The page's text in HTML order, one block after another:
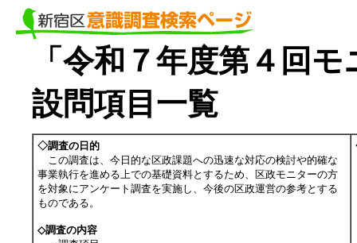
「令和７年度第４回
設問項目一覧
◇調査の日的
この調査は、今日的な区政課題への迅速な対応の検討や的確な
事業執行を進める上での基礎資料とするため、区政モニターの方
を対象にアンケート調査を実施し、今後の区政運営の参考とする
ものである。
◇調査の内容